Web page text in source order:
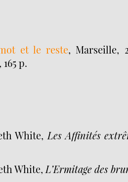
et le reste, Marseille,
p.
White, Les Affinités
White,L’Ermitage des